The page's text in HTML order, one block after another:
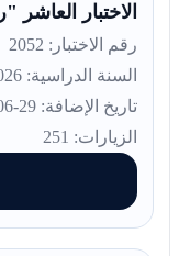
الاختبار العاشر
رقم الاختبار: 2052
السنة الدراسية: 2025/2026
تاريخ الإضافة: 29-06-2026
الزيارات: 251